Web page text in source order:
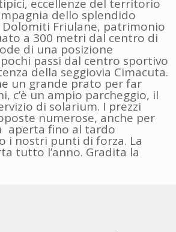
eccellenze del territorio
dello splendido
Friulane, patrimonio
a 300 metri dal centro di
di una posizione
passi dal centro sportivo
della seggiovia Cimacuta.
un grande prato per far
c’è un ampio parcheggio, il
di solarium. I prezzi
numerose, anche per
aperta fino al tardo
i nostri punti di forza. La
tutto l’anno. Gradita la